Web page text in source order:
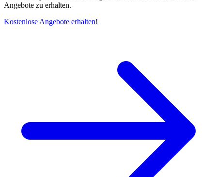
Angebote zu erhalten.
Kostenlose Angebote erhalten!